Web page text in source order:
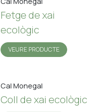
Fetge de xai
ecològic
VEURE PRODUCTE
Cal Monegal
Coll de xai ecològic